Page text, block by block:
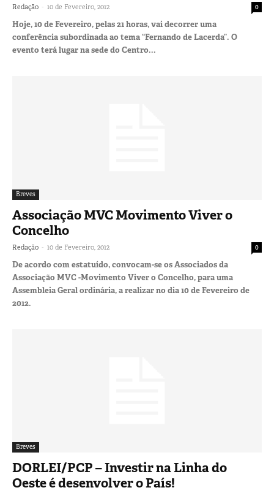
Redação - 10 de Fevereiro, 2012 0
Hoje, 10 de Fevereiro, pelas 21 horas, vai decorrer uma
conferência subordinada ao tema “Fernando de Lacerda”. O
evento terá lugar na sede do Centro...
Breves
Associação MVC Movimento Viver o
Concelho
Redação - 10 de Fevereiro, 2012 0
De acordo com estatuído, convocam-se os Associados da
Associação MVC -Movimento Viver o Concelho, para uma
Assembleia Geral ordinária, a realizar no dia 10 de Fevereiro de
2012.
Breves
DORLEI/PCP – Investir na Linha do
Oeste é desenvolver o País!